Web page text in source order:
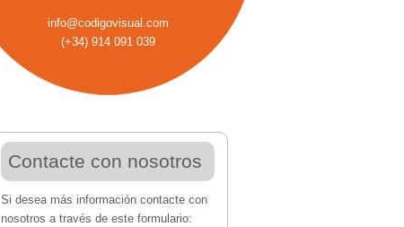
info@codigovisual .com
(+34) 914 091 039
Contacte con nosotros
Si desea más información contacte con
nosotros a través de este formulario: